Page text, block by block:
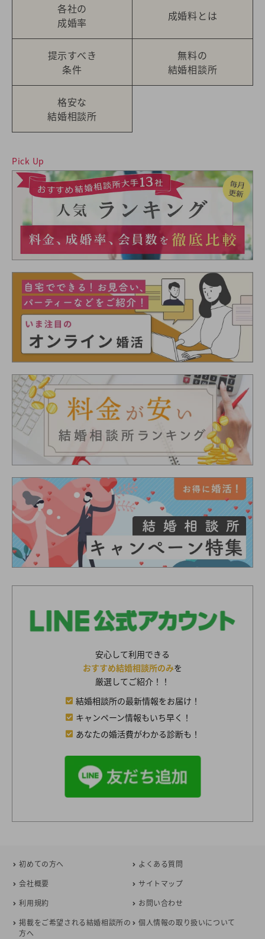
各社の
成婚率
成婚料とは
提示すべき
条件
無料の
結婚相談所
格安な
結婚相談所
Pick Up
安心して利用できる
おすすめ結婚相談所のみを
厳選してご紹介！！
結婚相談所の最新情報をお届け！
キャンペーン情報もいち早く！
あなたの婚活費がわかる診断も！
初めての方へ
よくある質問
会社概要
サイトマップ
利用規約
お問い合わせ
掲載をご希望される結婚相談所の
方へ
個人情報の取り扱いについて